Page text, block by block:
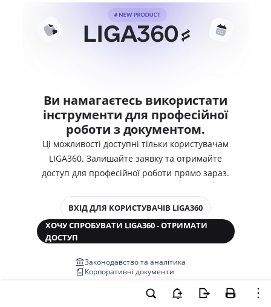
Ви намагаєтесь використати
інструменти для професійної
роботи з документом.
Ці можливості доступні тільки користувачам
LIGA360. Залишайте заявку та отримайте
доступ для професійної роботи прямо зараз.
ВХІД ДЛЯ КОРИСТУВАЧІВ LIGA360
ХОЧУ СПРОБУВАТИ LIGA360 - ОТРИМАТИ
ДОСТУП
Законодавство та аналітика
Корпоративні документи
Медіааналіз та репутація